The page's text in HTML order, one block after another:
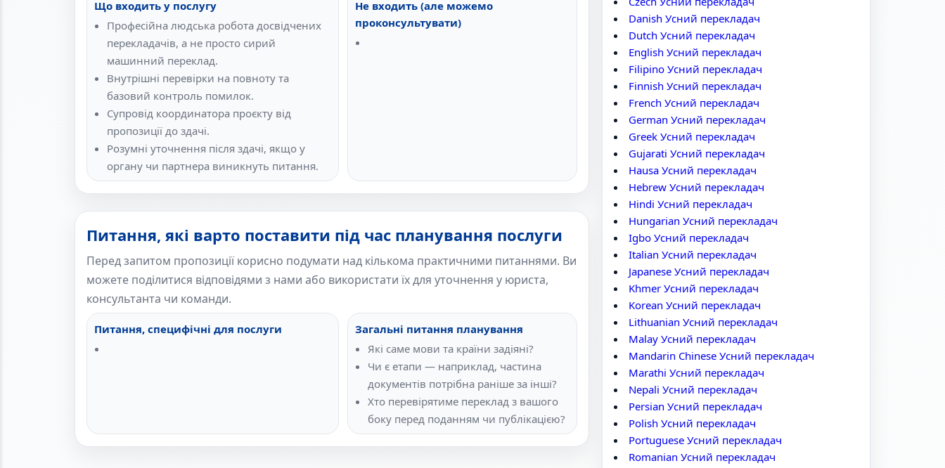
Що входить у послугу
Професійна людська робота досвідчених
перекладачів, а не просто сирий
машинний переклад.
Внутрішні перевірки на повноту та
базовий контроль помилок.
Супровід координатора проєкту від
пропозиції до здачі.
Розумні уточнення після здачі, якщо у
органу чи партнера виникнуть питання.
Не входить (але можемо
проконсультувати)
Питання, які варто поставити під час планування послуги
Перед запитом пропозиції корисно подумати над кількома практичними питаннями. Ви
можете поділитися відповідями з нами або використати їх для уточнення у юриста,
консультанта чи команди.
Питання, специфічні для послуги
Загальні питання планування
Які саме мови та країни задіяні?
Чи є етапи — наприклад, частина
документів потрібна раніше за інші?
Хто перевірятиме переклад з вашого
боку перед поданням чи публікацією?
Danish Усний перекладач
Dutch Усний перекладач
English Усний перекладач
Filipino Усний перекладач
Finnish Усний перекладач
French Усний перекладач
German Усний перекладач
Greek Усний перекладач
Gujarati Усний перекладач
Hausa Усний перекладач
Hebrew Усний перекладач
Hindi Усний перекладач
Hungarian Усний перекладач
Igbo Усний перекладач
Italian Усний перекладач
Japanese Усний перекладач
Khmer Усний перекладач
Korean Усний перекладач
Lithuanian Усний перекладач
Malay Усний перекладач
Mandarin Chinese Усний перекладач
Marathi Усний перекладач
Nepali Усний перекладач
Persian Усний перекладач
Polish Усний перекладач
Portuguese Усний перекладач
Romanian Усний перекладач